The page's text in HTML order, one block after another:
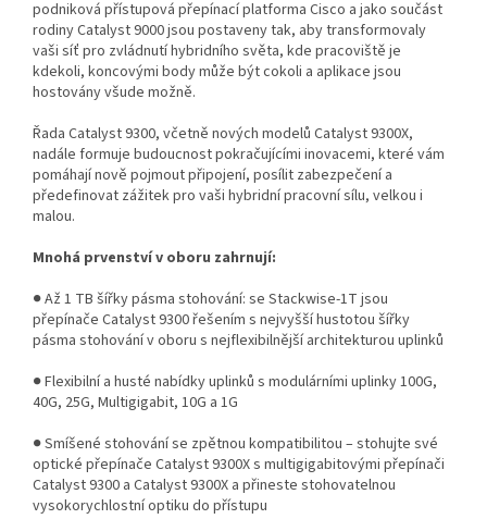
podniková přístupová přepínací platforma Cisco a jako součást
rodiny Catalyst 9000 jsou postaveny tak, aby transformovaly
vaši síť pro zvládnutí hybridního světa, kde pracoviště je
kdekoli, koncovými body může být cokoli a aplikace jsou
hostovány všude možně.
Řada Catalyst 9300, včetně nových modelů Catalyst 9300X,
nadále formuje budoucnost pokračujícími inovacemi, které vám
pomáhají nově pojmout připojení, posílit zabezpečení a
předefinovat zážitek pro vaši hybridní pracovní sílu, velkou i
malou.
Mnohá prvenství v oboru zahrnují:
● Až 1 TB šířky pásma stohování: se Stackwise-1T jsou
přepínače Catalyst 9300 řešením s nejvyšší hustotou šířky
pásma stohování v oboru s nejflexibilnější architekturou uplinků
● Flexibilní a husté nabídky uplinků s modulárními uplinky 100G,
40G, 25G, Multigigabit, 10G a 1G
● Smíšené stohování se zpětnou kompatibilitou – stohujte své
optické přepínače Catalyst 9300X s multigigabitovými přepínači
Catalyst 9300 a Catalyst 9300X a přineste stohovatelnou
vysokorychlostní optiku do přístupu